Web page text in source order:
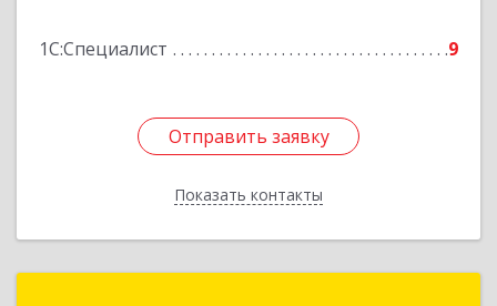
1С:Специалист 9
Отправить заявку
Показать контакты
Отправить заявку
Назад